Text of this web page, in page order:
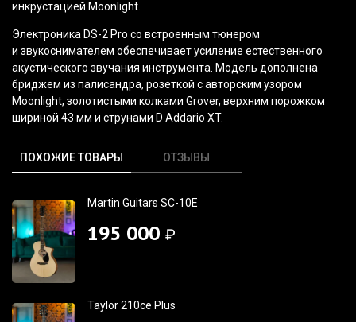
инкрустацией Moonlight.
Электроника DS-2 Pro со встроенным тюнером
и звукоснимателем обеспечивает усиление естественного
акустического звучания инструмента. Модель дополнена
бриджем из палисандра, розеткой с авторским узором
Moonlight, золотистыми колками Grover, верхним порожком
шириной 43 мм и струнами D Addario XT.
ПОХОЖИЕ ТОВАРЫ ОТЗЫВЫ
Martin Guitars SC-10E
195 000 ₽
Taylor 210ce Plus